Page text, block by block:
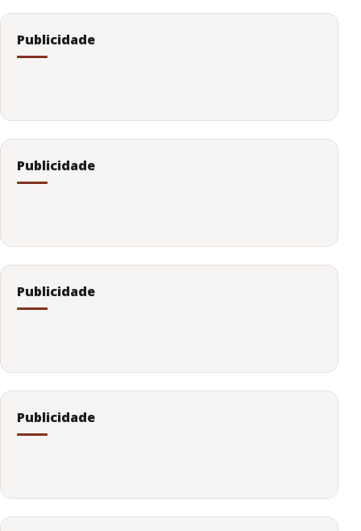
Publicidade
Publicidade
Publicidade
Publicidade